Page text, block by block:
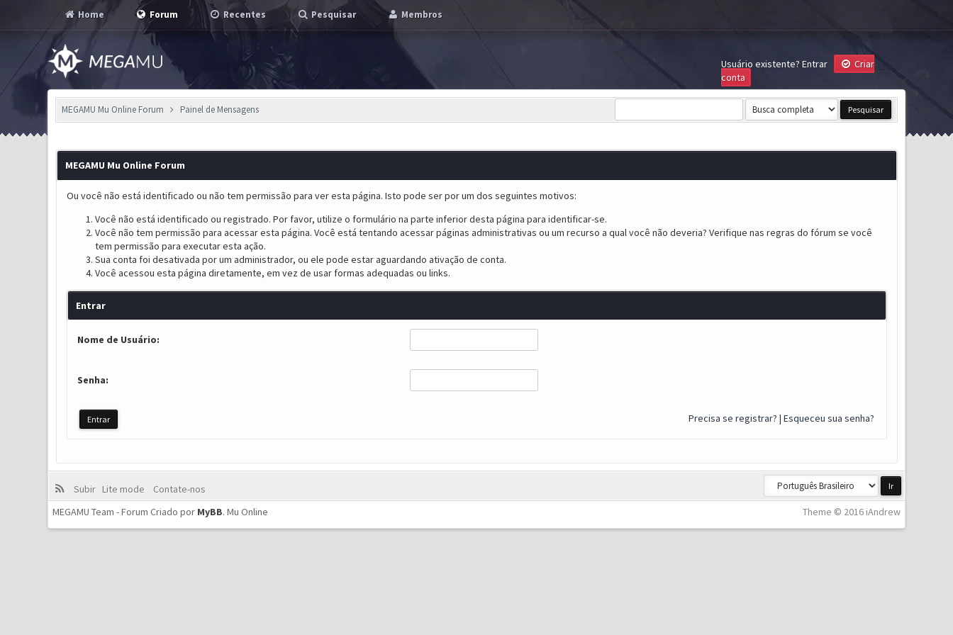
Home Forum Recentes Pesquisar Membros
Usuário existente? Entrar
Criar
conta
MEGAMU Mu Online Forum Painel de Mensagens
MEGAMU Mu Online Forum
Ou você não está identificado ou não tem permissão para ver esta página. Isto pode ser por um dos seguintes motivos:
Você não está identificado ou registrado. Por favor, utilize o formulário na parte inferior desta página para identificar-se.
Você não tem permissão para acessar esta página. Você está tentando acessar páginas administrativas ou um recurso a qual você não deveria? Verifique nas regras do fórum se você
tem permissão para executar esta ação.
Sua conta foi desativada por um administrador, ou ele pode estar aguardando ativação de conta.
Você acessou esta página diretamente, em vez de usar formas adequadas ou links.
Entrar
Nome de Usuário:
Senha:
Precisa se registrar? | Esqueceu sua senha?
Subir Lite mode
Contate-nos
Theme © 2016 iAndrew
MEGAMU Team - Forum Criado por MyBB.Mu Online